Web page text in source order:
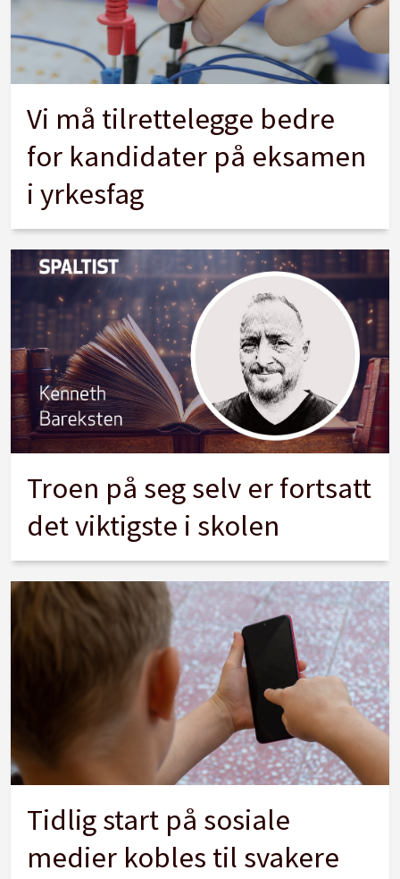
Vi må tilrettelegge bedre
for kandidater på eksamen
i yrkesfag
Troen på seg selv er fortsatt
det viktigste i skolen
Tidlig start på sosiale
medier kobles til svakere